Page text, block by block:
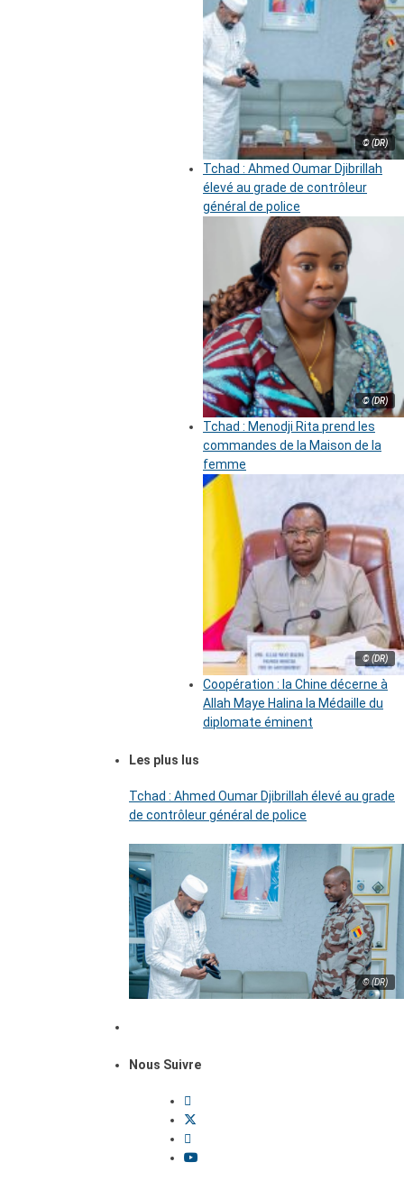
© (DR)
Tchad : Ahmed Oumar Djibrillah
élevé au grade de contrôleur
général de police
© (DR)
Tchad : Menodji Rita prend les
commandes de la Maison de la
femme
© (DR)
Coopération : la Chine décerne à
Allah Maye Halina la Médaille du
diplomate éminent
Les plus lus
Tchad : Ahmed Oumar Djibrillah élevé au grade
de contrôleur général de police
© (DR)
Nous Suivre